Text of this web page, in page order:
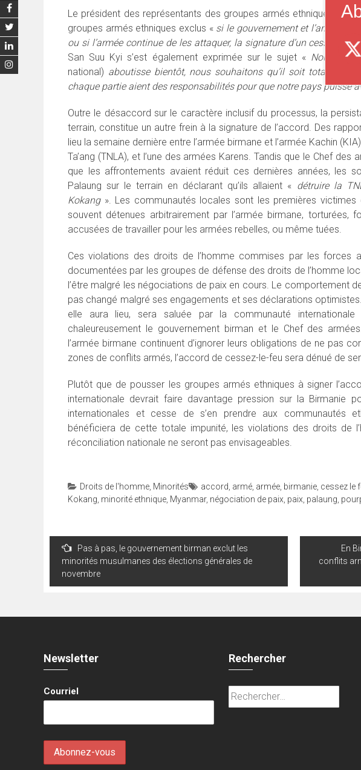
Le président des représentants des groupes armés ethniques
groupes armés ethniques exclus « si le gouvernement et l’armée
ou si l’armée continue de les attaquer, la signature d’un cessez le
San Suu Kyi s’est également exprimée sur le sujet « Nous
national) aboutisse bientôt, nous souhaitons qu’il soit
chaque partie aient des responsabilités pour que notre pays puisse
Outre le désaccord sur le caractère inclusif du processus, la
terrain, constitue un autre frein à la signature de l’accord. Des
lieu la semaine dernière entre l’armée birmane et l’armée Kachin
Ta’ang (TNLA), et l’une des armées Karens. Tandis que le Chef
que les affrontements avaient réduit ces dernières années, les
Palaung sur le terrain en déclarant qu’ils allaient « détruire la
Kokang». Les communautés locales sont les premières victimes
souvent détenues arbitrairement par l’armée birmane, torturées,
accusées de travailler pour les armées rebelles, ou même tuées.
Ces violations des droits de l’homme commises par les forces
documentées par les groupes de défense des droits de l’homme
l’être malgré les négociations de paix en cours. Le comportement
pas changé malgré ses engagements et ses déclarations
elle aura lieu, sera saluée par la communauté
chaleureusement le gouvernement birman et le Chef des
l’armée birmane continuent d’ignorer leurs obligations de ne pas
zones de conflits armés, l’accord de cessez-le-feu sera dénué de
Plutôt que de pousser les groupes armés ethniques à signer
internationale devrait faire davantage pression sur la Birmanie
internationales et cesse de s’en prendre aux communautés
bénéficiera de cette totale impunité, les violations des droits de
réconciliation nationale ne seront pas envisageables.
Droits de l'homme Minorités accord armé armée birmanie cessez le
Kokang minorité ethnique Myanmar, négociation de paix paix palaung
Navigation
l’article
Pas à pas, le gouvernement birman exclut les
minorités musulmanes des élections générales de
novembre
En
conflits
Newsletter
Courriel
Rechercher
Rechercher :